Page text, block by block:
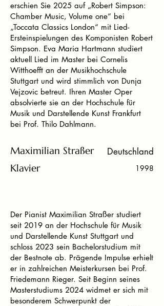
erschien Sie 2025 auf „Robert Simpson:
Chamber Music, Volume one“ bei
„Toccata Classics London“ mit Lied-
Ersteinspielungen des Komponisten Robert
Simpson. Eva Maria Hartmann studiert
aktuell Lied im Master bei Cornelis
Witthoefft an der Musikhochschule
Stuttgart und wird stimmlich von Dunja
Vejzovic betreut. Ihren Master Oper
absolvierte sie an der Hochschule für
Musik und Darstellende Kunst Frankfurt
bei Prof. Thilo Dahlmann.
Maximilian Straßer Deutschland
Klavier 1998
Der Pianist Maximilian Straßer studiert
seit 2019 an der Hochschule für Musik
und Darstellende Kunst Stuttgart und
schloss 2023 sein Bachelorstudium mit
der Bestnote ab. Prägende Impulse erhielt
er in zahlreichen Meisterkursen bei Prof.
Friedemann Rieger. Seit Beginn seines
Masterstudiums 2024 widmet er sich mit
besonderem Schwerpunkt der